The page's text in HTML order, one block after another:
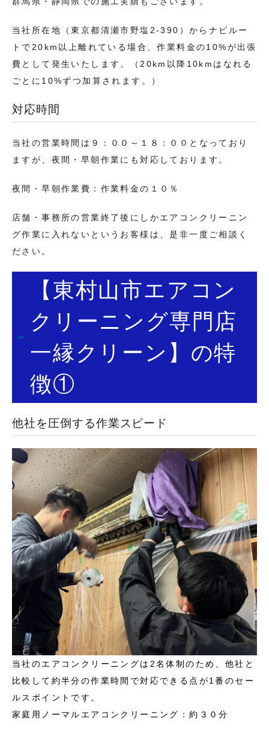
当社所在地（東京都清瀬市野塩2-390）からナビルー
トで20km以上離れている場合、作業料金の10%が出張
費として発生いたします。（20km以降10kmはなれる
ごとに10%ずつ加算されます。）
対応時間
当社の営業時間は９：００～１８：００となっており
ますが、夜間・早朝作業にも対応しております。
夜間・早朝作業費：作業料金の１０％
店舗・事務所の営業終了後にしかエアコンクリーニン
グ作業に入れないというお客様は、是非一度ご相談く
ださい。
【東村山市エアコン
クリーニング専門店
一縁クリーン】の特
徴①
他社を圧倒する作業スピード
当社のエアコンクリーニングは2名体制のため、他社と
比較して約半分の作業時間で対応できる点が1番のセー
ルスポイントです。
家庭用ノーマルエアコンクリーニング：約３０分